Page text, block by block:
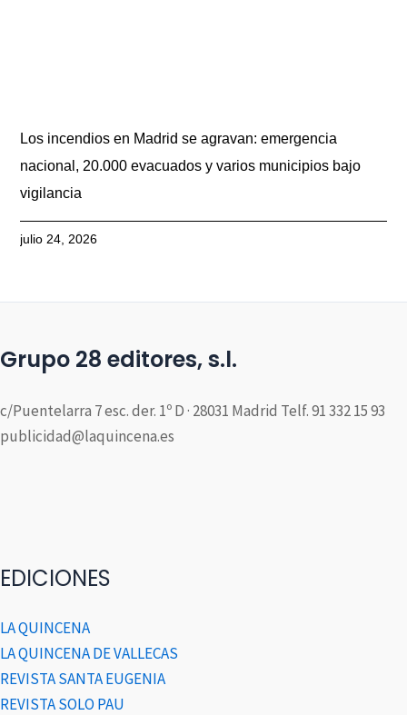
Los incendios en Madrid se agravan: emergencia
nacional, 20.000 evacuados y varios municipios bajo
vigilancia
julio 24, 2026
Grupo 28 editores, s.l.
c/Puentelarra 7 esc. der. 1º D · 28031 Madrid Telf. 91 332 15 93
publicidad@laquincena.es
EDICIONES
LA QUINCENA
LA QUINCENA DE VALLECAS
REVISTA SANTA EUGENIA
REVISTA SOLO PAU